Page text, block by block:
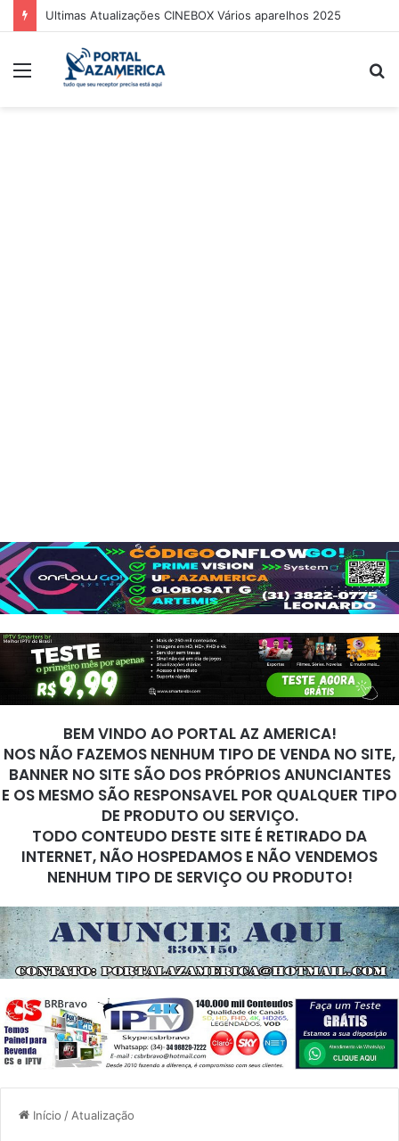
Ultimas Atualizações CINEBOX Vários aparelhos 2025
BEM VINDO AO PORTAL AZ AMERICA!
NOS NÃO FAZEMOS NENHUM TIPO DE VENDA NO SITE,
BANNER NO SITE SÃO DOS PRÓPRIOS ANUNCIANTES
E OS MESMO SÃO RESPONSAVEL POR QUALQUER TIPO
DE PRODUTO OU SERVIÇO.
TODO CONTEUDO DESTE SITE É RETIRADO DA
INTERNET, NÃO HOSPEDAMOS E NÃO VENDEMOS
NENHUM TIPO DE SERVIÇO OU PRODUTO!
Início / Atualização